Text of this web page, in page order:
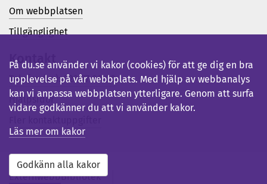
Om webbplatsen
Tillgänglighet
Kontakt
Telefon (vx): 023-77 80 00
Hjälpsidor
ExternwebbBibliotek
På du.se använder vi kakor (cookies) för att ge dig en bra
upplevelse på vår webbplats. Med hjälp av webbanalys
kan vi anpassa webbplatsen ytterligare. Genom att surfa
vidare godkänner du att vi använder kakor.
Läs mer om kakor
Godkänn alla kakor